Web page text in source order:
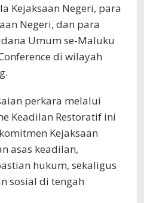
Kejaksaan Negeri, para
Negeri, dan para
Umum se-Maluku
di wilayah
perkara melalui
Keadilan Restoratif ini
Kejaksaan
asas keadilan,
hukum, sekaligus
sosial di tengah